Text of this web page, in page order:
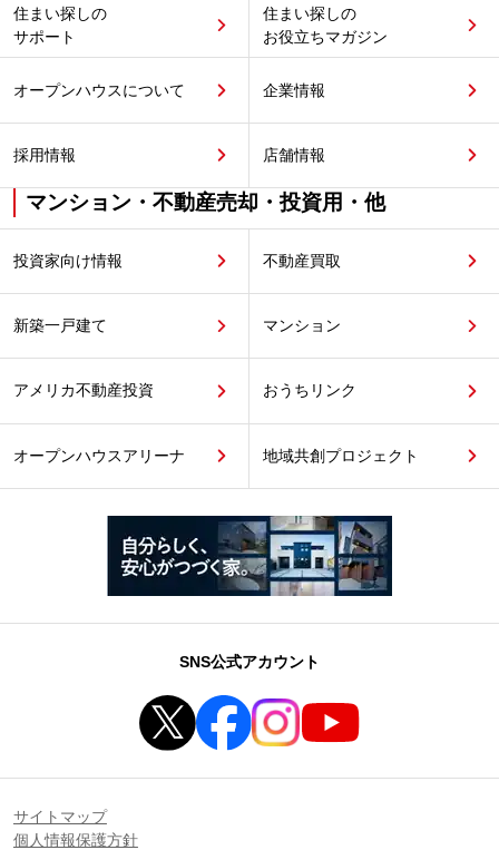
住まい探しの
サポート
住まい探しの
お役立ちマガジン
オープンハウスについて 企業情報
採用情報 店舗情報
マンション・不動産売却・投資用・他
投資家向け情報 不動産買取
新築一戸建て マンション
アメリカ不動産投資 おうちリンク
オープンハウスアリーナ 地域共創プロジェクト
SNS公式アカウント
サイトマップ
個人情報保護方針